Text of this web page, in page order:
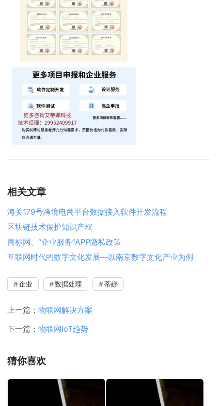
相关文章
海关179号跨境电商平台数据接入软件开发流程
区块链技术保护知识产权
商标网、“企业服务”APP隐私政策
互联网时代的数字文化发展—以南京数字文化产业为例
企业 数据处理 蒂娜
上一篇： 物联网解决方案
下一篇： 物联网IoT趋势
猜你喜欢